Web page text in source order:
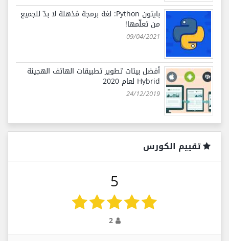
بايثون Python: لغة برمجة مُذهلة لا بدّ للجميع
من تعلّمها!
09/04/2021
أفضل بيئات تطوير تطبيقات الهاتف الهجينة
Hybrid لعام 2020
24/12/2019
تقييم الكورس
5
2